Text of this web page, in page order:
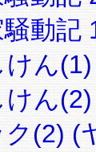
動記
けん
けん
ク(2) (